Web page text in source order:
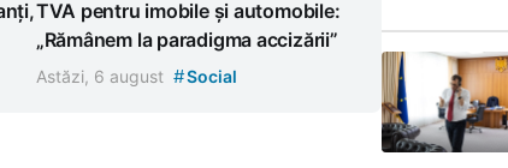
TVA pentru imobile și automobile:
„Rămânem la paradigma accizării”
Astăzi, 6 august #Social